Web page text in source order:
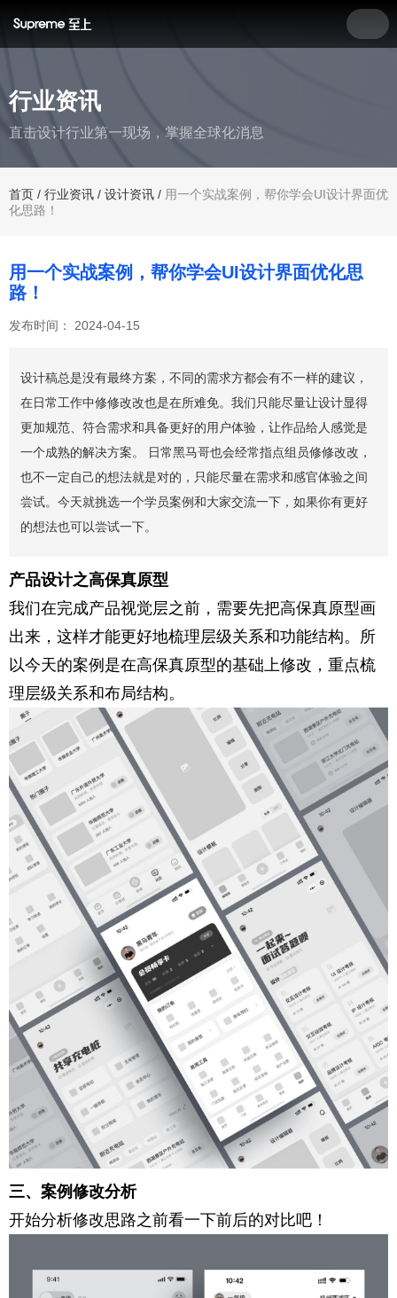
行业资讯
直击设计行业第一现场，掌握全球化消息
首页 / 行业资讯 / 设计资讯 / 用一个实战案例，帮你学会UI设计界面优
化思路！
用一个实战案例，帮你学会UI设计界面优化思
路！
发布时间： 2024-04-15
设计稿总是没有最终方案，不同的需求方都会有不一样的建议，
在日常工作中修修改改也是在所难免。我们只能尽量让设计显得
更加规范、符合需求和具备更好的用户体验，让作品给人感觉是
一个成熟的解决方案。 日常黑马哥也会经常指点组员修修改改，
也不一定自己的想法就是对的，只能尽量在需求和感官体验之间
尝试。今天就挑选一个学员案例和大家交流一下，如果你有更好
的想法也可以尝试一下。
产品设计之高保真原型
我们在完成产品视觉层之前，需要先把高保真原型画
出来，这样才能更好地梳理层级关系和功能结构。所
以今天的案例是在高保真原型的基础上修改，重点梳
理层级关系和布局结构。
三、案例修改分析
开始分析修改思路之前看一下前后的对比吧！